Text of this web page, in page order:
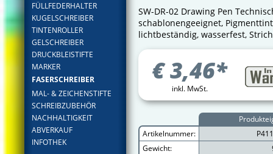
FÜLLFEDERHALTER
KUGELSCHREIBER
TINTENROLLER
GELSCHREIBER
DRUCKBLEISTIFTE
MARKER
FASERSCHREIBER
MAL- & ZEICHENSTIFTE
SCHREIBZUBEHÖR
NACHHALTIGKEIT
ABVERKAUF
INFOTHEK
SW-DR-02 Drawing Pen
schablonengeeignet,
lichtbeständig, wasserfest,
€3,46*
inkl. MwSt.
Artikelnummer:
Gewicht: